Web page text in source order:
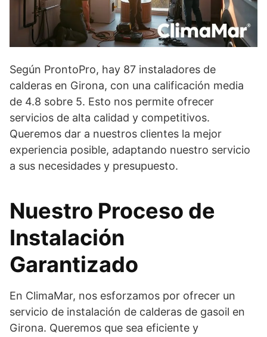
Según ProntoPro, hay 87 instaladores de
calderas en Girona, con una calificación media
de 4.8 sobre 5. Esto nos permite ofrecer
servicios de alta calidad y competitivos.
Queremos dar a nuestros clientes la mejor
experiencia posible, adaptando nuestro servicio
a sus necesidades y presupuesto.
Nuestro Proceso de
Instalación
Garantizado
En ClimaMar, nos esforzamos por ofrecer un
servicio de instalación de calderas de gasoil en
Girona. Queremos que sea eficiente y